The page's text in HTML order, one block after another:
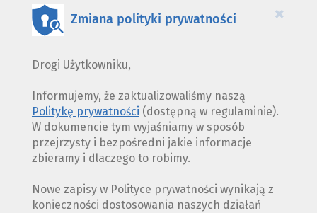
×
Zmiana polityki prywatności
Drogi Użytkowniku,
Informujemy, że zaktualizowaliśmy naszą
Politykę prywatności (dostępną w regulaminie).
W dokumencie tym wyjaśniamy w sposób
przejrzysty i bezpośredni jakie informacje
zbieramy i dlaczego to robimy.
Nowe zapisy w Polityce prywatności wynikają z
konieczności dostosowania naszych działań